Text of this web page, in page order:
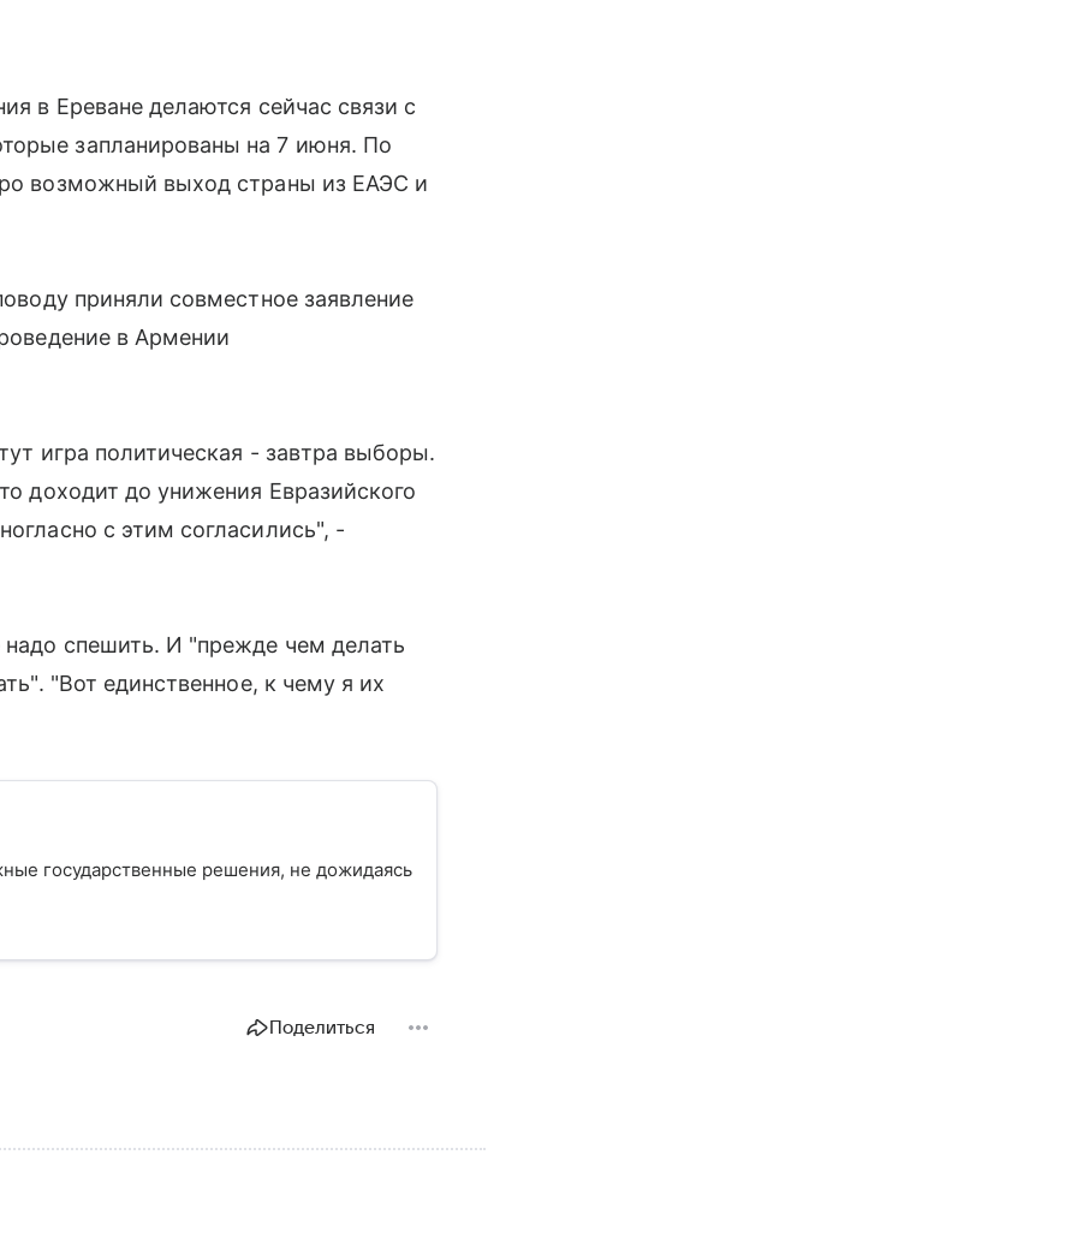
в Ереване делаются сейчас связи с
запланированы на 7 июня. По
возможный выход страны из ЕАЭС и
приняли совместное заявление
в Армении
игра политическая - завтра выборы.
доходит до унижения Евразийского
с этим согласились", -
спешить. И "прежде чем делать
"Вот единственное, к чему я их
государственные решения, не дожидаясь
Поделиться